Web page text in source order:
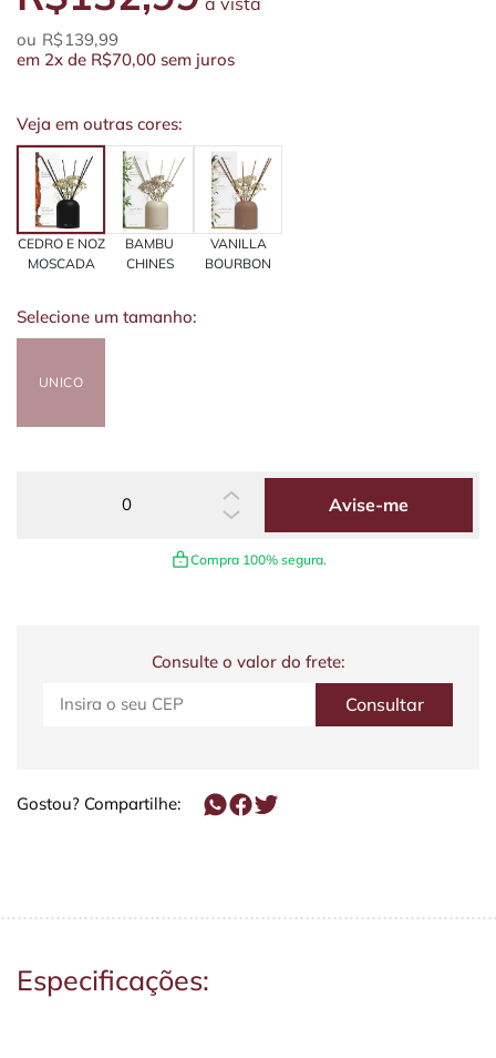
R$139,99
em 2x de R$70,00 sem juros
Veja em outras cores:
CEDRO E NOZ
MOSCADA
BAMBU
CHINES
VANILLA
BOURBON
Selecione um tamanho:
UNICO
Avise-me
Compra 100% segura.
Consulte o valor do frete:
Gostou? Compartilhe:
Especificações: